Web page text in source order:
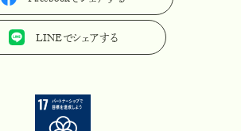
LINEでシェアする
LINEでシェアする